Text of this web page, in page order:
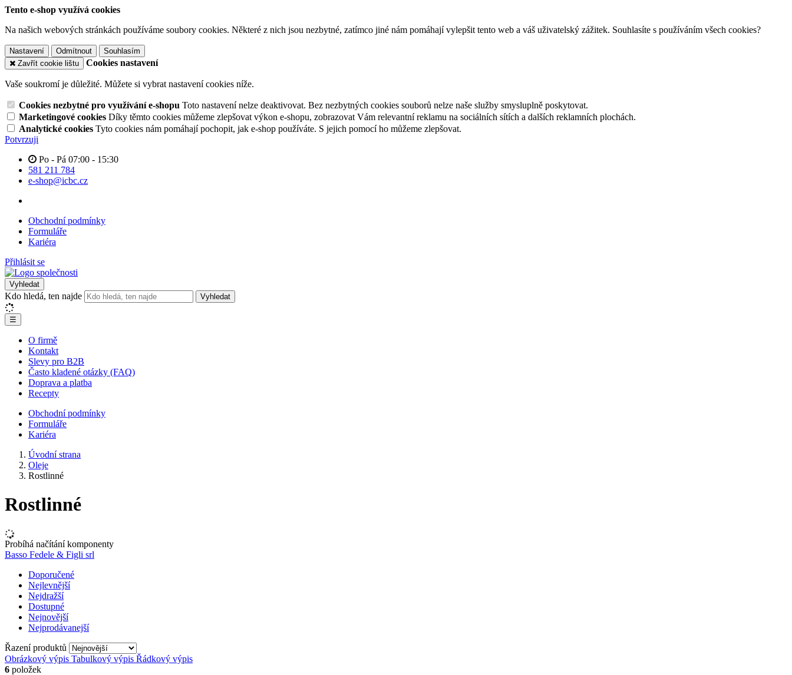
Tento e-shop využívá cookies
Na našich webových stránkách používáme soubory cookies. Některé z nich jsou nezbytné, zatímco jiné nám pomáhají vylepšit tento web a váš uživatelský zážitek. Souhlasíte s používáním všech cookies?
Nastavení Odmítnout
Souhlasím
Zavřít cookie lištu
Cookies nastavení
Vaše soukromí je důležité. Můžete si vybrat nastavení cookies níže.
Cookies nezbytné pro využívání e-shopu Toto nastavení nelze deaktivovat. Bez nezbytných cookies souborů nelze naše služby smysluplně poskytovat.
Marketingové cookies Díky těmto cookies můžeme zlepšovat výkon e-shopu, zobrazovat Vám relevantní reklamu na sociálních sítích a dalších reklamních plochách.
Analytické cookies Tyto cookies nám pomáhají pochopit, jak e-shop používáte. S jejich pomocí ho můžeme zlepšovat.
Potvrzuji
Po - Pá 07:00 - 15:30
581 211 784
e-shop@icbc.cz
Obchodní podmínky
Formuláře
Kariéra
Přihlásit se
Vyhledat
Kdo hledá, ten najde Vyhledat
☰
O firmě
Kontakt
Slevy pro B2B
Často kladené otázky (FAQ)
Doprava a platba
Recepty
Obchodní podmínky
Formuláře
Kariéra
Úvodní strana
Oleje
Rostlinné
Rostlinné
Probíhá načítání komponenty
Basso Fedele & Figli srl
Doporučené
Nejlevnější
Nejdražší
Dostupné
Nejnovější
Nejprodávanejší
Řazení produktů
Obrázkový výpis Tabulkový výpis Řádkový výpis
6 položek